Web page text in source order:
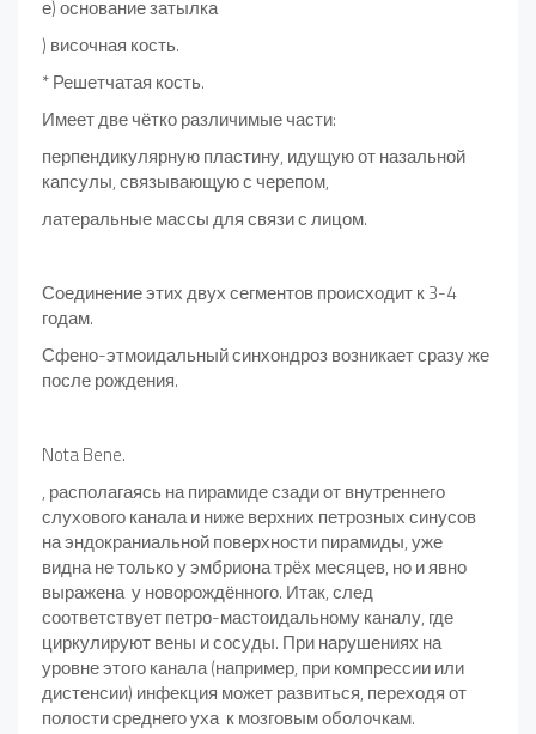
е) основание затылка
) височная кость.
* Решетчатая кость.
Имеет две чётко различимые части:
перпендикулярную пластину, идущую от назальной
капсулы, связывающую с черепом,
латеральные массы для связи с лицом.
Соединение этих двух сегментов происходит к 3-4
годам.
Сфено-этмоидальный синхондроз возникает сразу же
после рождения.
Nota Bene.
, располагаясь на пирамиде сзади от внутреннего
слухового канала и ниже верхних петрозных синусов
на эндокраниальной поверхности пирамиды, уже
видна не только у эмбриона трёх месяцев, но и явно
выражена у новорождённого. Итак, след
соответствует петро-мастоидальному каналу, где
циркулируют вены и сосуды. При нарушениях на
уровне этого канала (например, при компрессии или
дистенсии) инфекция может развиться, переходя от
полости среднего уха к мозговым оболочкам.